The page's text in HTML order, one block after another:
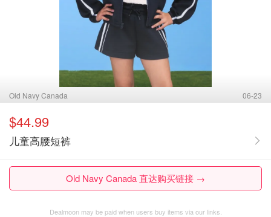
Old Navy Canada 06-23
$44.99
儿童高腰短裤
Old Navy Canada 直达购买链接 →
Dealmoon may be paid when users buy items via our links.